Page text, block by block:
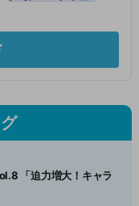
「迫力増大！キャラ